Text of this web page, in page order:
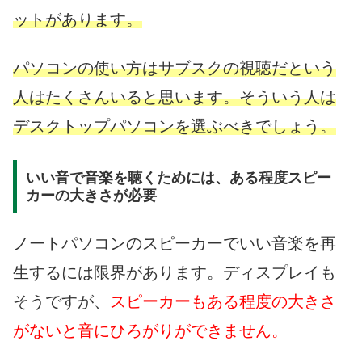
ットがあります。
パソコンの使い方はサブスクの視聴だという
人はたくさんいると思います。そういう人は
デスクトップパソコンを選ぶべきでしょう。
いい音で音楽を聴くためには、ある程度スピー
カーの大きさが必要
ノートパソコンのスピーカーでいい音楽を再
生するには限界があります。ディスプレイも
そうですが、 スピーカーもある程度の大きさ
がないと音にひろがりができません。